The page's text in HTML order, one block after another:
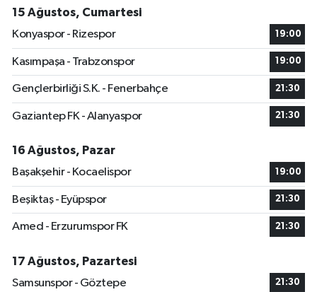
15 Ağustos, Cumartesi
Konyaspor - Rizespor
19:00
Kasımpaşa - Trabzonspor 19:00
Gençlerbirliği S.K. - Fenerbahçe 21:30
Gaziantep FK - Alanyaspor 21:30
16 Ağustos, Pazar
Başakşehir - Kocaelispor
19:00
Beşiktaş - Eyüpspor 21:30
Amed - Erzurumspor FK 21:30
17 Ağustos, Pazartesi
Samsunspor - Göztepe
21:30